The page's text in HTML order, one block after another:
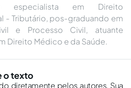
especialista em Direito
- Tributário, pos-graduando em
e Processo Civil, atuante
Direito Médico e da Saúde.
o texto
diretamente pelos autores. Sua